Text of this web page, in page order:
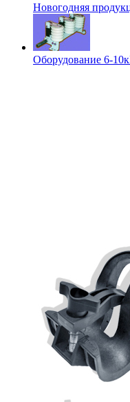
Новогодняя
Оборудование 6-